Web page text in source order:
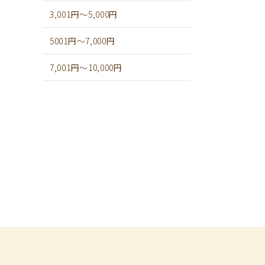
3,001円～5,000円
5001円～7,000円
7,001円～10,000円